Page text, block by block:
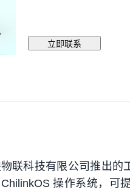
立即联系
联科技有限公司推出的
操作系统，可